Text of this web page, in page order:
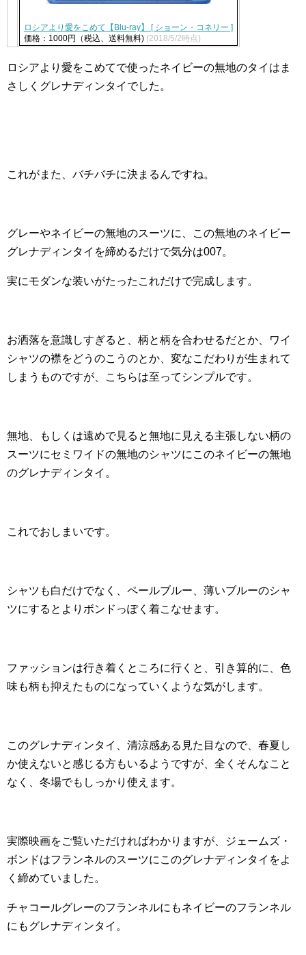
ロシアより愛をこめて【Blu-ray】 [ ショーン・コネリー ]
価格：1000円（税込、送料無料) (2018/5/2時点)
ロシアより愛をこめてで使ったネイビーの無地のタイはま
さしくグレナディンタイでした。
これがまた、バチバチに決まるんですね。
グレーやネイビーの無地のスーツに、この無地のネイビー
グレナディンタイを締めるだけで気分は007。
実にモダンな装いがたったこれだけで完成します。
お洒落を意識しすぎると、柄と柄を合わせるだとか、ワイ
シャツの襟をどうのこうのとか、変なこだわりが生まれて
しまうものですが、こちらは至ってシンプルです。
無地、もしくは遠めで見ると無地に見える主張しない柄の
スーツにセミワイドの無地のシャツにこのネイビーの無地
のグレナディンタイ。
これでおしまいです。
シャツも白だけでなく、ペールブルー、薄いブルーのシャ
ツにするとよりボンドっぽく着こなせます。
ファッションは行き着くところに行くと、引き算的に、色
味も柄も抑えたものになっていくような気がします。
このグレナディンタイ、清涼感ある見た目なので、春夏し
か使えないと感じる方もいるようですが、全くそんなこと
なく、冬場でもしっかり使えます。
実際映画をご覧いただければわかりますが、ジェームズ・
ボンドはフランネルのスーツにこのグレナディンタイをよ
く締めていました。
チャコールグレーのフランネルにもネイビーのフランネル
にもグレナディンタイ。